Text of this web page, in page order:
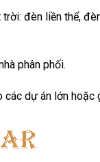
đèn liền thể,
phân phối.
dự án lớn hoặc